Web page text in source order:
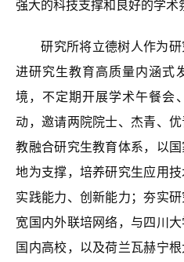
强大的科技支撑和良好的学术
研究所将立德树人作为
进研究生教育高质量内涵式
境，不定期开展学术午餐会
动，邀请两院院士、杰青、
教融合研究生教育体系，以
地为支撑，培养研究生应用
实践能力、创新能力；夯实
宽国内外联培网络，与四川
国内高校，以及荷兰瓦赫宁